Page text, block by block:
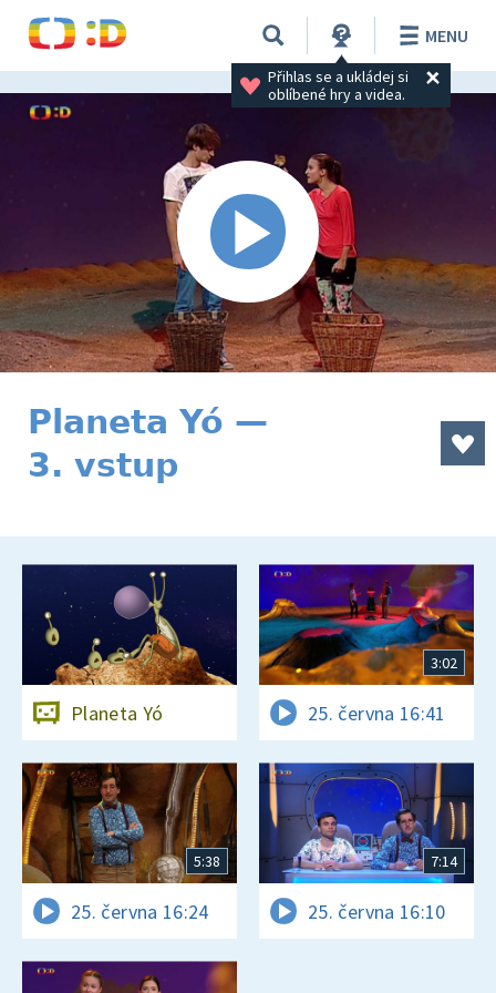
Přihlas se a ukládej si
oblíbené hry a videa.
MENU
Planeta Yó —
3. vstup
Planeta Yó
3:02
25. června 16:41
5:38
25. června 16:24
7:14
25. června 16:10